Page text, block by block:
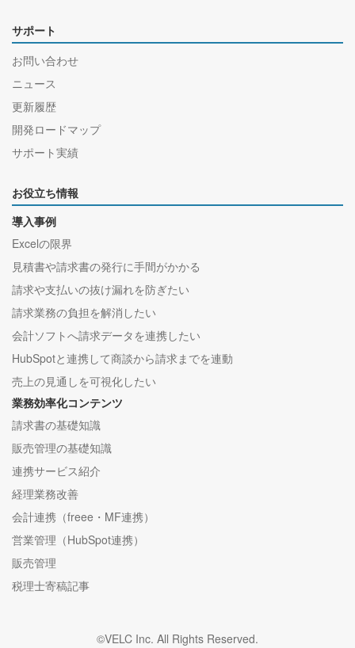
サポート
お問い合わせ
ニュース
更新履歴
開発ロードマップ
サポート実績
お役立ち情報
導入事例
Excelの限界
見積書や請求書の発行に手間がかかる
請求や支払いの抜け漏れを防ぎたい
請求業務の負担を解消したい
会計ソフトへ請求データを連携したい
HubSpotと連携して商談から請求までを連動
売上の見通しを可視化したい
業務効率化コンテンツ
請求書の基礎知識
販売管理の基礎知識
連携サービス紹介
経理業務改善
会計連携（freee・MF連携）
営業管理（HubSpot連携）
販売管理
税理士寄稿記事
©VELC Inc. All Rights Reserved.